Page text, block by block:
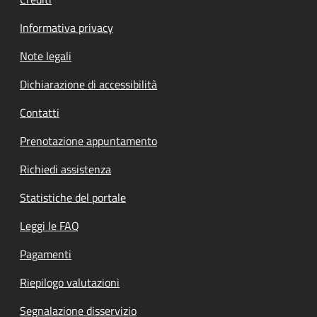
Informativa privacy
Note legali
Dichiarazione di accessibilità
Contatti
Prenotazione appuntamento
Richiedi assistenza
Statistiche del portale
Leggi le FAQ
Pagamenti
Riepilogo valutazioni
Segnalazione disservizio